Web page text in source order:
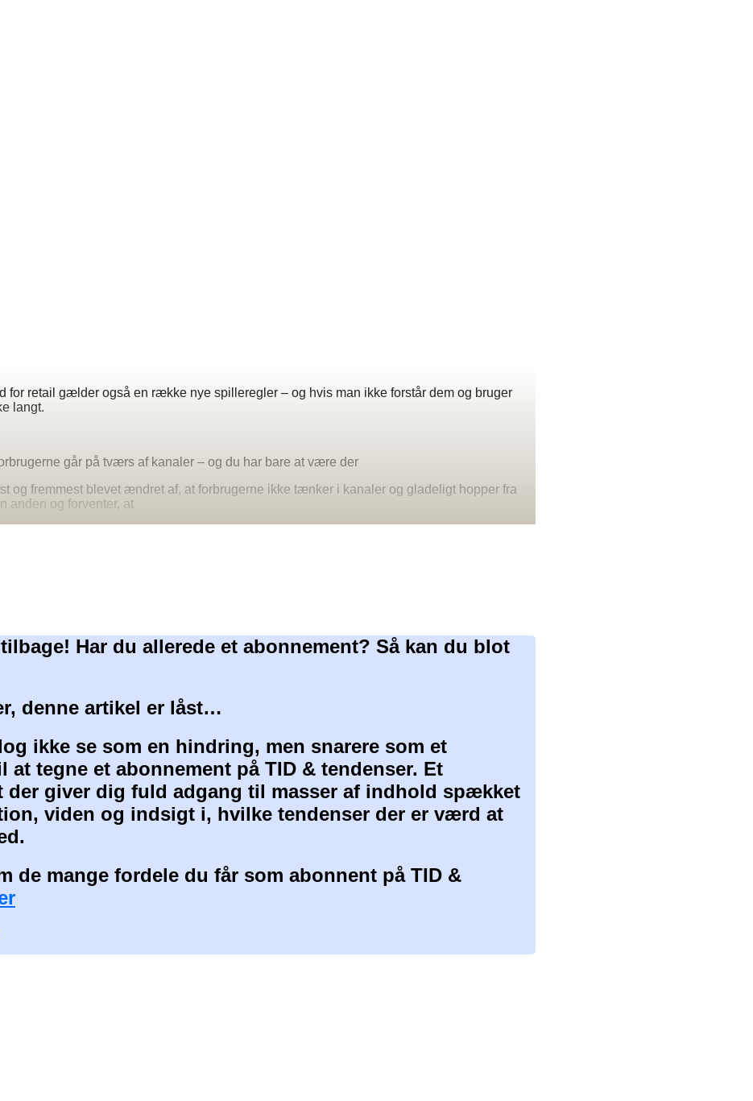
for retail gælder også en række nye spilleregler – og hvis man ikke forstår dem og bruger
langt.
går på tværs af kanaler – og du har bare at være der
og fremmest blevet ændret af, at forbrugerne ikke tænker i kanaler og gladeligt hopper fra
anden og forventer, at
Har du allerede et abonnement? Så kan du blot
denne artikel er låst…
ikke se som en hindring, men snarere som et
at tegne et abonnement på TID & tendenser. Et
der giver dig fuld adgang til masser af indhold spækket
viden og indsigt i, hvilke tendenser der er værd at
de mange fordele du får som abonnent på TID &